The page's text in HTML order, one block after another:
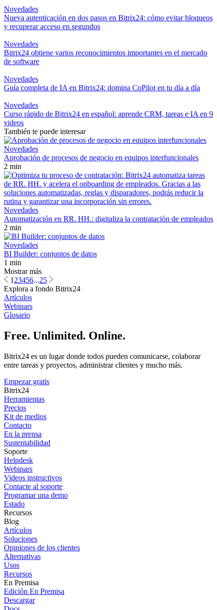
Novedades
Nueva autenticación en dos pasos en Bitrix24: cómo evitar bloqueos
y recuperar acceso en segundos
Novedades
Bitrix24 obtiene varios reconocimientos importantes en el mercado
de software
Novedades
Guía completa de IA en Bitrix24: domina CoPilot en tu día a día
Novedades
Curso rápido de Bitrix24 en español: aprende CRM, tareas e IA en 9
videos
También te puede interesar
Novedades
Aprobación de procesos de negocio en equipos interfuncionales
2 min
Novedades
Automatización en RR. HH.: digitaliza la contratación de empleados
2 min
Novedades
BI Builder: conjuntos de datos
1 min
Mostrar más
123456...25
Explora a fondo Bitrix24
Artículos
Webinars
Glosario
Free. Unlimited. Online.
Bitrix24 es un lugar donde todos pueden comunicarse, colaborar
entre tareas y proyectos, administrar clientes y mucho más.
Empezar gratis
Bitrix24
Herramientas
Precios
Kit de medios
Contacto
En la prensa
Sustentabilidad
Soporte
Helpdesk
Webinars
Videos instructivos
Contacte al soporte
Programar una demo
Estado
Recursos
Blog
Artículos
Soluciones
Opiniones de los clientes
Alternativas
Usos
Recursos
En Premisa
Edición En Premisa
Descargar